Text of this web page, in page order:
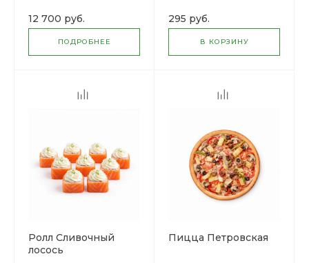
12 700 руб.
ПОДРОБНЕЕ
295 руб.
В КОРЗИНУ
Ролл Сливочный
лосось
Пицца Петровская